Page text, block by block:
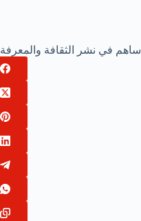
ساهم في نشر الثقافة والمعرفة